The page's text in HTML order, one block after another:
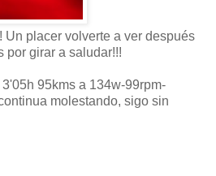
Un placer volverte a ver después
por girar a saludar!!!
95kms a 134w-99rpm-
molestando, sigo sin